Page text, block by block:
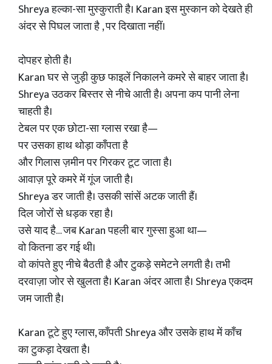
Shreya हल्का-सा मुस्कुराती है। Karan इस मुस्कान को देखते ही
अंदर से पिघल जाता है , पर दिखाता नहीं।
दोपहर होती है।
Karan घर से जुड़ी कुछ फाइलें निकालने कमरे से बाहर जाता है।
Shreya उठकर बिस्तर से नीचे आती है। अपना कप पानी लेना
चाहती है।
टेबल पर एक छोटा-सा ग्लास रखा है—
पर उसका हाथ थोड़ा काँपता है
और गिलास ज़मीन पर गिरकर टूट जाता है।
आवाज़ पूरे कमरे में गूंज जाती है।
Shreya डर जाती है। उसकी सांसें अटक जाती हैं।
दिल जोरों से धड़क रहा है।
उसे याद है… जब Karan पहली बार गुस्सा हुआ था—
वो कितना डर गई थी।
वो कांपते हुए नीचे बैठती है और टुकड़े समेटने लगती है। तभी
दरवाज़ा जोर से खुलता है। Karan अंदर आता है। Shreya एकदम
जम जाती है।
Karan टूटे हुए ग्लास, काँपती Shreya और उसके हाथ में काँच
का टुकड़ा देखता है।